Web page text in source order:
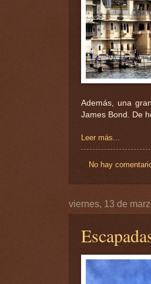
Además, una
James Bond. De
Leer más...
No hay
viernes, 13 de